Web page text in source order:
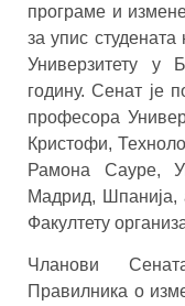
програме и
за упис студената
Универзитету у
годину. Сенат је
професора
Кристофи,
Рамона Сауре,
Мадрид, Шпанија,
Факултету
Чланови
Правилника о